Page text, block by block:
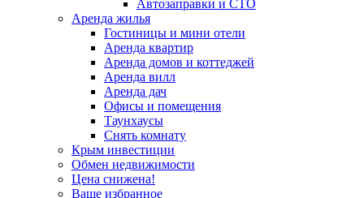
Автозаправки и СТО
Аренда жилья
Гостиницы и мини отели
Аренда квартир
Аренда домов и коттеджей
Аренда вилл
Аренда дач
Офисы и помещения
Таунхаусы
Снять комнату
Крым инвестиции
Обмен недвижимости
Цена снижена!
Ваше избранное